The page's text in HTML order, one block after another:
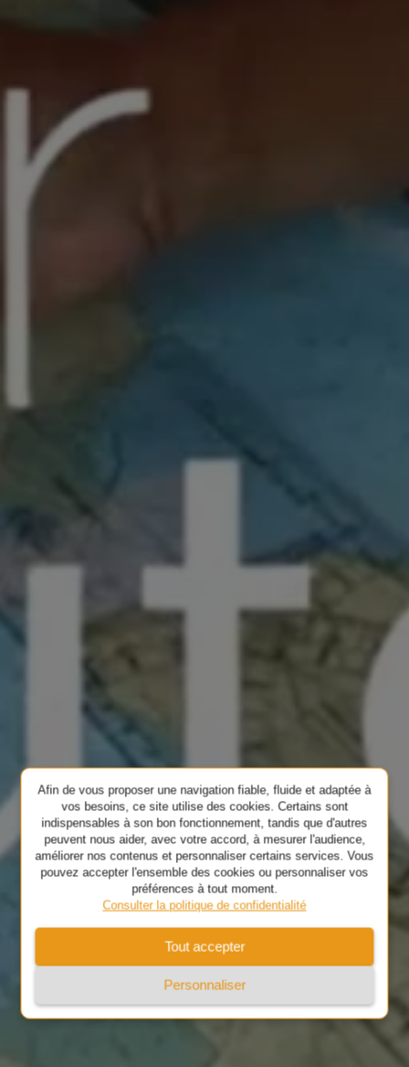
Afin de vous proposer une navigation fiable, fluide et adaptée à
vos besoins, ce site utilise des cookies. Certains sont
indispensables à son bon fonctionnement, tandis que d'autres
peuvent nous aider, avec votre accord, à mesurer l'audience,
améliorer nos contenus et personnaliser certains services. Vous
pouvez accepter l'ensemble des cookies ou personnaliser vos
préférences à tout moment.
Consulter la politique de confidentialité
Tout accepter
Personnaliser